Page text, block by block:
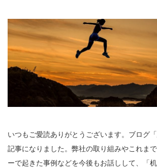
いつもご愛読ありがとうございます。ブログ
記事になりました。弊社の取り組みやこれま
ーで起きた事例などを今後もお話しして、「